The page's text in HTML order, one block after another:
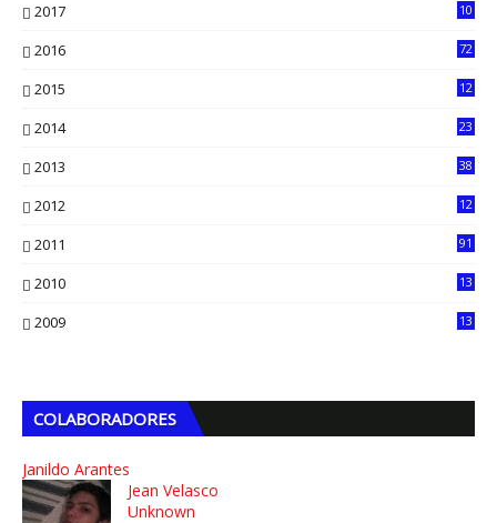
2017 10
2016
72
2015
12
2014
23
2013
38
2012
12
2011 91
2010
13
2009
13
COLABORADORES
Janildo Arantes
Jean Velasco
Unknown